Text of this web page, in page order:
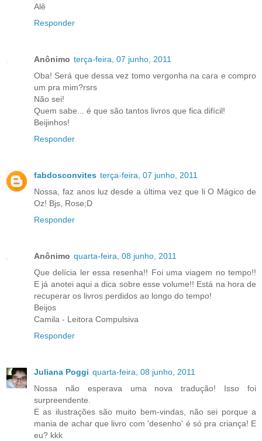
Alê
Responder
Anônimo terça-feira, 07 junho, 2011
Oba! Será que dessa vez tomo vergonha na cara e compro
um pra mim?rsrs
Não sei!
Quem sabe... é que são tantos livros que fica difícil!
Beijinhos!
Responder
fabdosconvites terça-feira, 07 junho, 2011
Nossa, faz anos luz desde a última vez que li O Mágico de
Oz! Bjs, Rose;D
Responder
Anônimo quarta-feira, 08 junho, 2011
Que delícia ler essa resenha!! Foi uma viagem no tempo!!
E já anotei aqui a dica sobre esse volume!! Está na hora de
recuperar os livros perdidos ao longo do tempo!
Beijos
Camila - Leitora Compulsiva
Responder
Juliana Poggi quarta-feira, 08 junho, 2011
Nossa não esperava uma nova tradução! Isso foi
surpreendente.
E as ilustrações são muito bem-vindas, não sei porque a
mania de achar que livro com 'desenho' é só pra criança! E
eu? kkk